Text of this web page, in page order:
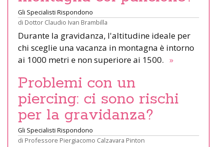
Gli Specialisti Rispondono
di Dottor Claudio Ivan Brambilla
Durante la gravidanza, l'altitudine ideale per
chi sceglie una vacanza in montagna è intorno
ai 1000 metri e non superiore ai 1500. »
Problemi con un
piercing: ci sono rischi
per la gravidanza?
Gli Specialisti Rispondono
di Professore Piergiacomo Calzavara Pinton